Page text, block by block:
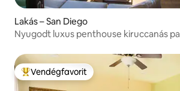
Lakás – San Diego
Nyugodt luxus penthouse kiruccanás
Kiemelt vendégfavorit
Vendégfavorit